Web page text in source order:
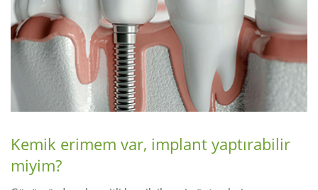
Kemik erimem var, implant yaptırabilir
miyim?